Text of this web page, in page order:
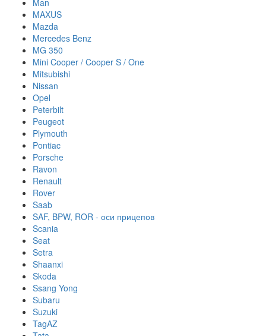
Man
MAXUS
Mazda
Mercedes Benz
MG 350
Mini Cooper / Cooper S / One
Mitsubishi
Nissan
Opel
Peterbilt
Peugeot
Plymouth
Pontiac
Porsche
Ravon
Renault
Rover
Saab
SAF, BPW, ROR - оси прицепов
Scania
Seat
Setra
Shaanxi
Skoda
Ssang Yong
Subaru
Suzuki
TagAZ